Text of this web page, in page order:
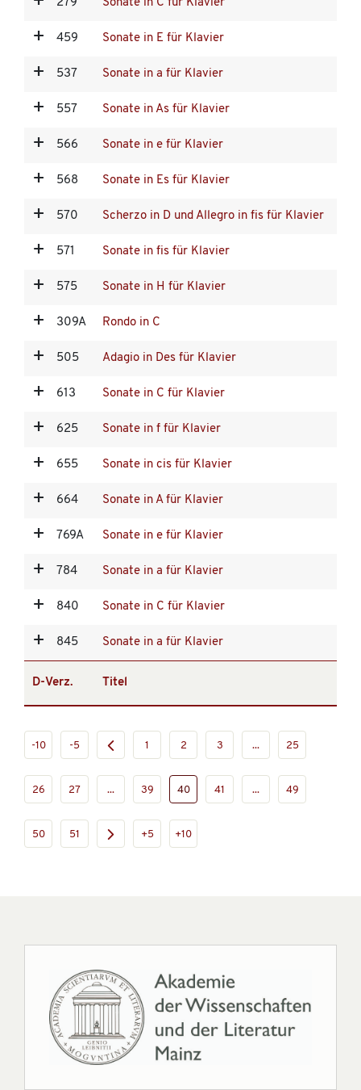
279 Sonate in C für Klavier
459 Sonate in E für Klavier
537 Sonate in a für Klavier
557 Sonate in As für Klavier
566 Sonate in e für Klavier
568 Sonate in Es für Klavier
570 Scherzo in D und Allegro in fis für Klavier
571 Sonate in fis für Klavier
575 Sonate in H für Klavier
309A Rondo in C
505 Adagio in Des für Klavier
613 Sonate in C für Klavier
625 Sonate in f für Klavier
655 Sonate in cis für Klavier
664 Sonate in A für Klavier
769A Sonate in e für Klavier
784 Sonate in a für Klavier
840 Sonate in C für Klavier
845 Sonate in a für Klavier
D-Verz. Titel
-10 -5 1 2 3 ... 25
26 27 ... 39 40 41 ... 49
50 51 +5 +10